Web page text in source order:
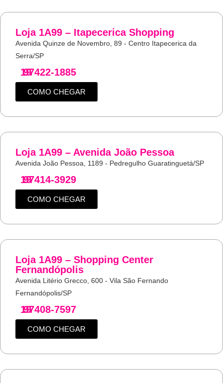
Loja 1A99 – Itapecerica Shopping
Avenida Quinze de Novembro, 89 - Centro Itapecerica da
Serra/SP
19
97422-1885
COMO CHEGAR
Loja 1A99 – Avenida João Pessoa
Avenida João Pessoa, 1189 - Pedregulho Guaratinguetá/SP
19
97414-3929
COMO CHEGAR
Loja 1A99 – Shopping Center
Fernandópolis
Avenida Litério Grecco, 600 - Vila São Fernando
Fernandópolis/SP
19
97408-7597
COMO CHEGAR